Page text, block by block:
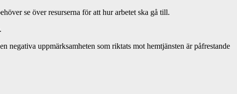
se över resurserna för att hur arbetet ska gå till.
negativa uppmärksamheten som riktats mot hemtjänsten är påfrestande